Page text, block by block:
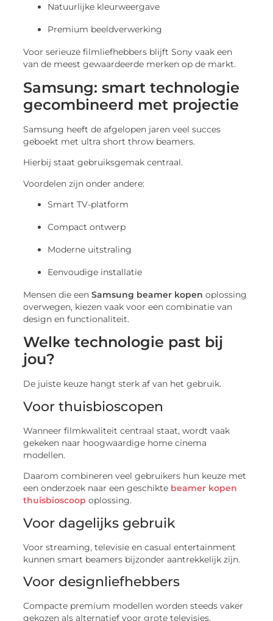
Natuurlijke kleurweergave
Premium beeldverwerking
Voor serieuze filmliefhebbers blijft Sony vaak een
van de meest gewaardeerde merken op de markt.
Samsung: smart technologie
gecombineerd met projectie
Samsung heeft de afgelopen jaren veel succes
geboekt met ultra short throw beamers.
Hierbij staat gebruiksgemak centraal.
Voordelen zijn onder andere:
Smart TV-platform
Compact ontwerp
Moderne uitstraling
Eenvoudige installatie
Mensen die eenSamsung beamer kopen oplossing
overwegen, kiezen vaak voor een combinatie van
design en functionaliteit.
Welke technologie past bij
jou?
De juiste keuze hangt sterk af van het gebruik.
Voor thuisbioscopen
Wanneer filmkwaliteit centraal staat, wordt vaak
gekeken naar hoogwaardige home cinema
modellen.
Daarom combineren veel gebruikers hun keuze met
een onderzoek naar een geschikte beamer kopen
thuisbioscoop oplossing.
Voor dagelijks gebruik
Voor streaming, televisie en casual entertainment
kunnen smart beamers bijzonder aantrekkelijk zijn.
Voor designliefhebbers
Compacte premium modellen worden steeds vaker
gekozen als alternatief voor grote televisies.